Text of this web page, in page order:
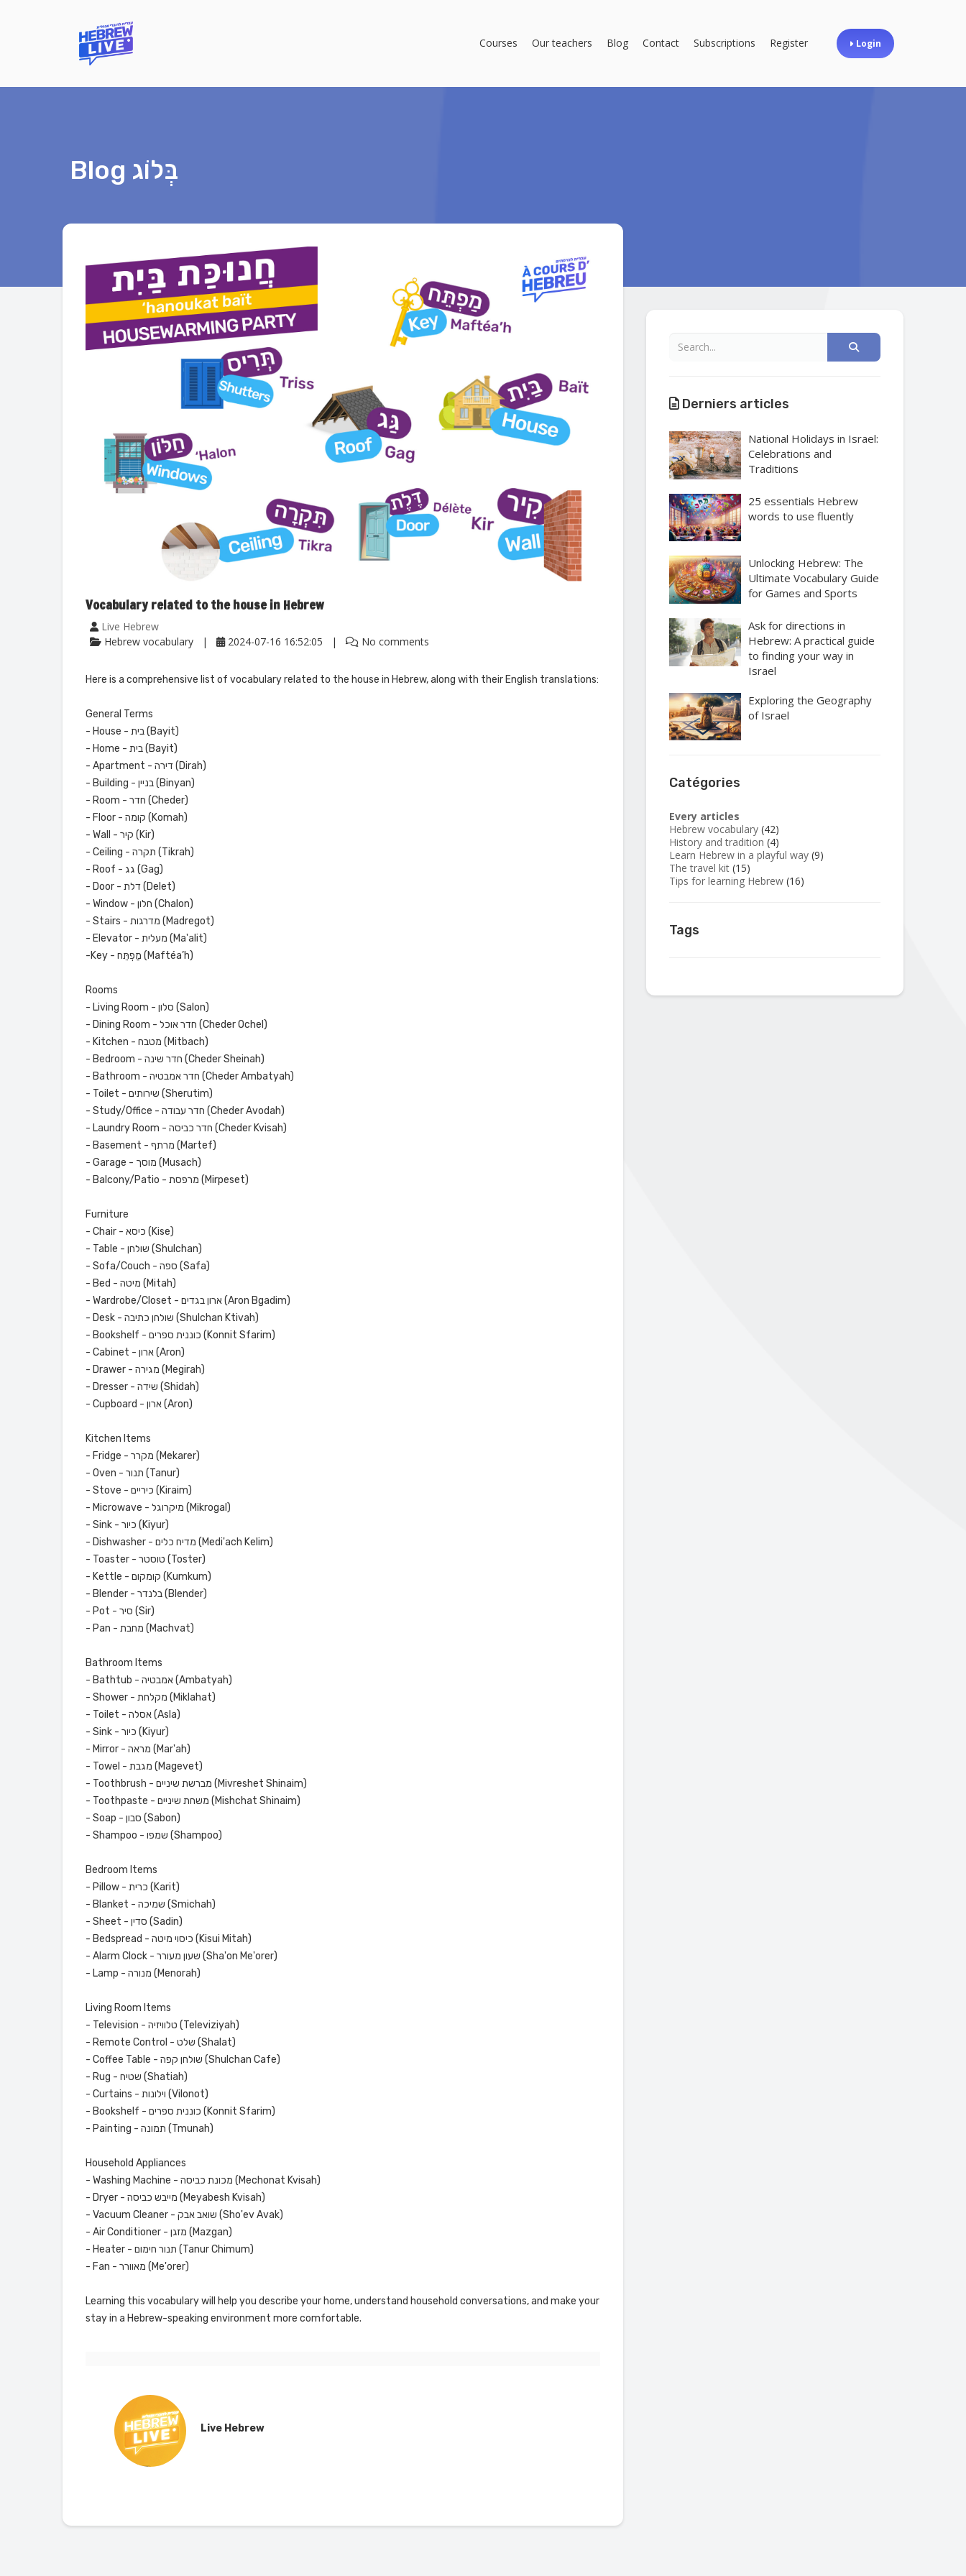
Courses Our teachers Blog Contact Subscriptions Register Login
Blog בְּלוֹג
Vocabulary related to the house in Hebrew
Live Hebrew
Hebrew vocabulary
2024-07-16 16:52:05 No comments
Here is a comprehensive list of vocabulary related to the house in Hebrew, along with their English translations:
General Terms
- House - בית (Bayit)
- Home - בית (Bayit)
- Apartment - דירה (Dirah)
- Building - בניין (Binyan)
- Room - חדר (Cheder)
- Floor - קומה (Komah)
- Wall - קיר (Kir)
- Ceiling - תקרה (Tikrah)
- Roof - גג (Gag)
- Door - דלת (Delet)
- Window - חלון (Chalon)
- Stairs - מדרגות (Madregot)
- Elevator - מעלית (Ma'alit)
-Key - מַפְתֵּח (Maftéa’h)
Rooms
- Living Room - סלון (Salon)
- Dining Room - חדר אוכל (Cheder Ochel)
- Kitchen - מטבח (Mitbach)
- Bedroom - חדר שינה (Cheder Sheinah)
- Bathroom - חדר אמבטיה (Cheder Ambatyah)
- Toilet - שירותים (Sherutim)
- Study/Office - חדר עבודה (Cheder Avodah)
- Laundry Room - חדר כביסה (Cheder Kvisah)
- Basement - מרתף (Martef)
- Garage - מוסך (Musach)
- Balcony/Patio - מרפסת (Mirpeset)
Furniture
- Chair - כיסא (Kise)
- Table - שולחן (Shulchan)
- Sofa/Couch - ספה (Safa)
- Bed - מיטה (Mitah)
- Wardrobe/Closet - ארון בגדים (Aron Bgadim)
- Desk - שולחן כתיבה (Shulchan Ktivah)
- Bookshelf - כוננית ספרים (Konnit Sfarim)
- Cabinet - ארון (Aron)
- Drawer - מגירה (Megirah)
- Dresser - שידה (Shidah)
- Cupboard - ארון (Aron)
Kitchen Items
- Fridge - מקרר (Mekarer)
- Oven - תנור (Tanur)
- Stove - כיריים (Kiraim)
- Microwave - מיקרוגל (Mikrogal)
- Sink - כיור (Kiyur)
- Dishwasher - מדיח כלים (Medi'ach Kelim)
- Toaster - טוסטר (Toster)
- Kettle - קומקום (Kumkum)
- Blender - בלנדר (Blender)
- Pot - סיר (Sir)
- Pan - מחבת (Machvat)
Bathroom Items
- Bathtub - אמבטיה (Ambatyah)
- Shower - מקלחת (Miklahat)
- Toilet - אסלה (Asla)
- Sink - כיור (Kiyur)
- Mirror - מראה (Mar'ah)
- Towel - מגבת (Magevet)
- Toothbrush - מברשת שיניים (Mivreshet Shinaim)
- Toothpaste - משחת שיניים (Mishchat Shinaim)
- Soap - סבון (Sabon)
- Shampoo - שמפו (Shampoo)
Bedroom Items
- Pillow - כרית (Karit)
- Blanket - שמיכה (Smichah)
- Sheet - סדין (Sadin)
- Bedspread - כיסוי מיטה (Kisui Mitah)
- Alarm Clock - שעון מעורר (Sha'on Me'orer)
- Lamp - מנורה (Menorah)
Living Room Items
- Television - טלוויזיה (Televiziyah)
- Remote Control - שלט (Shalat)
- Coffee Table - שולחן קפה (Shulchan Cafe)
- Rug - שטיח (Shatiah)
- Curtains - וילונות (Vilonot)
- Bookshelf - כוננית ספרים (Konnit Sfarim)
- Painting - תמונה (Tmunah)
Household Appliances
- Washing Machine - מכונת כביסה (Mechonat Kvisah)
- Dryer - מייבש כביסה (Meyabesh Kvisah)
- Vacuum Cleaner - שואב אבק (Sho'ev Avak)
- Air Conditioner - מזגן (Mazgan)
- Heater - תנור חימום (Tanur Chimum)
- Fan - מאוורר (Me'orer)
Learning this vocabulary will help you describe your home, understand household conversations, and make your
stay in a Hebrew-speaking environment more comfortable.
Live Hebrew
Derniers articles
National Holidays in Israel:
Celebrations and
Traditions
25 essentials Hebrew
words to use fluently
Unlocking Hebrew: The
Ultimate Vocabulary Guide
for Games and Sports
Ask for directions in
Hebrew: A practical guide
to finding your way in
Israel
Exploring the Geography
of Israel
Catégories
Every articles
Hebrew vocabulary (42)
History and tradition (4)
Learn Hebrew in a playful way (9)
The travel kit (15)
Tips for learning Hebrew (16)
Tags